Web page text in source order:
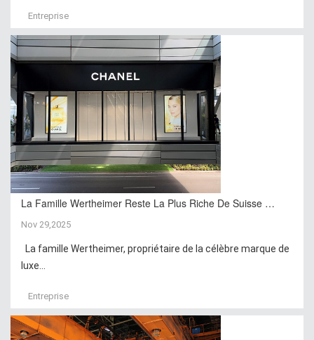
Entreprise
La Famille Wertheimer Reste La Plus Riche De Suisse …
Nov 29,2025
La famille Wertheimer, propriétaire de la célèbre marque de
luxe...
Entreprise